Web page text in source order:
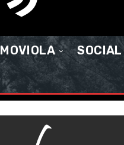
MOVIOLA SOCIAL